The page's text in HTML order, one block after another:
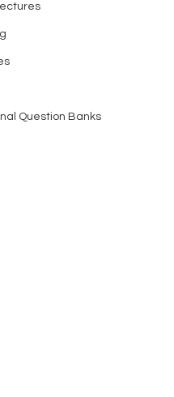
Question Banks